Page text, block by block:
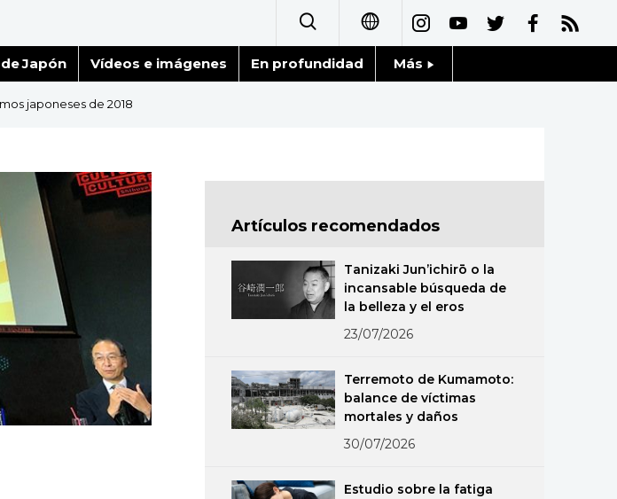
日本語
العربية
Русский
Japón Vídeos e imágenes En profundidad Más
Blog
Tokio
Avisos
japoneses de 2018
Artículos recomendados
Tanizaki Jun’ichirō o la
incansable búsqueda de
la belleza y el eros
23/07/2026
Terremoto de Kumamoto:
balance de víctimas
mortales y daños
30/07/2026
Estudio sobre la fatiga